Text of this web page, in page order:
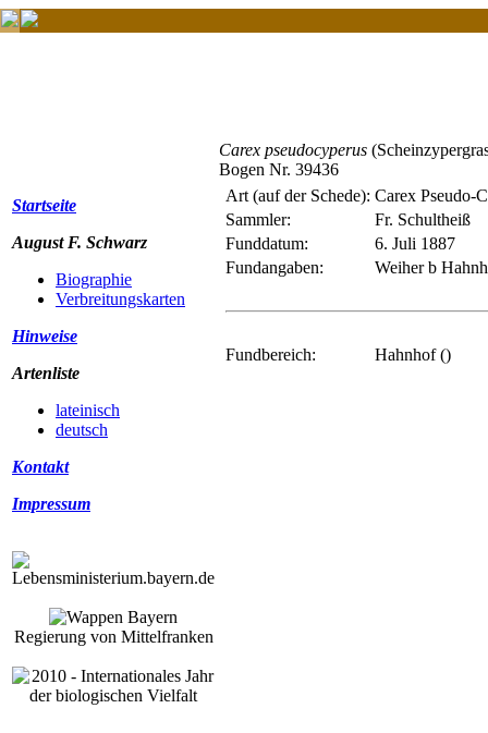
Startseite
August F. Schwarz
Biographie
Verbreitungskarten
Hinweise
Artenliste
lateinisch
deutsch
Kontakt
Impressum
Regierung von Mittelfranken
Carex pseudocyperus
Bogen Nr. 39436
Art (auf der Schede): Carex Pseudo-
Sammler:
Fr. Schultheiß
Funddatum:
6. Juli 1887
Fundangaben:
Weiher b
Fundbereich: Hahnhof ()